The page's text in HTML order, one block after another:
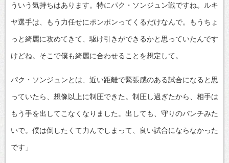
ういう気持ちはあります。特にパク・ソンジュン戦ですね。ルキ
ヤ選手は、もう力任せにポンポンってくるだけなんで。もうちょ
っと綺麗に攻めてきて、駆け引きができるかと思っていたんです
けどね。そこで僕も綺麗に合わせることを想定して。
パク・ソンジュンとは、近い距離で緊張感のある試合になると思
っていたら、想像以上に制圧できた。制圧し過ぎたから、相手は
もう手を出してこなくなりました。出しても、守りのパンチみた
いで。僕は倒したくて力んでしまって、良い試合にならなかった
です」